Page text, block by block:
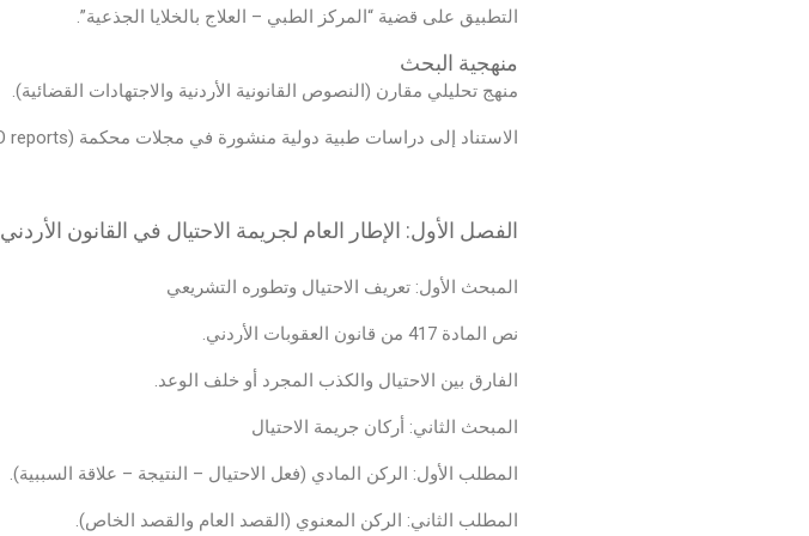
التطبيق على قضية “المركز الطبي – العلاج بالخلايا الجذعية”.
منهجية البحث
منهج تحليلي مقارن (النصوص القانونية الأردنية والاجتهادات القضائية).
الاستناد إلى دراسات طبية دولية منشورة في مجلات محكمة (PubMed، Fertility and Sterility، WHO reports).
الفصل الأول: الإطار العام لجريمة الاحتيال في القانون الأردني
المبحث الأول: تعريف الاحتيال وتطوره التشريعي
نص المادة 417 من قانون العقوبات الأردني.
الفارق بين الاحتيال والكذب المجرد أو خلف الوعد.
المبحث الثاني: أركان جريمة الاحتيال
المطلب الأول: الركن المادي (فعل الاحتيال – النتيجة – علاقة السببية).
المطلب الثاني: الركن المعنوي (القصد العام والقصد الخاص).